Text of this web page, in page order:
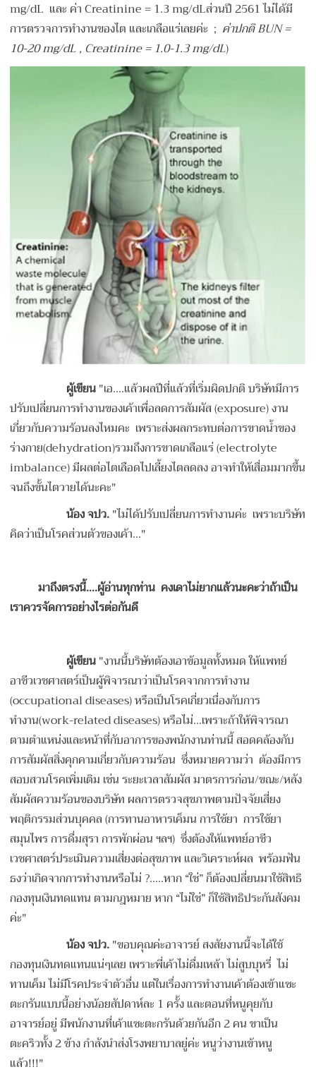
mg/dL และ ค่า Creatinine = 1.3 mg/dLส่วนปี 2561 ไม่ได้มี
การตรวจการทำงานของไต และเกลือแร่เลยค่ะ ; ค่าปกติBUN =
10-20 mg/dL , Creatinine = 1.0-1.3 mg/dL)
ผู้เขียน"เอ….แล้วผลปีที่แล้วที่เริ่มผิดปกติ บริษัทมีการ
ปรับเปลี่ยนการทำงานของเค้าเพื่อลดการสัมผัส (exposure) งาน
เกี่ยวกับความร้อนลงไหมคะ เพราะส่งผลกระทบต่อการขาดน้ำของ
ร่างกาย(dehydration)รวมถึงการขาดเกลือแร่ (electrolyte
imbalance) มีผลต่อไตเลือดไปเลี้ยงไตลดลง อาจทำให้เสื่อมมากขึ้น
จนถึงขั้นไตวายได้นะคะ"
น้อง จปว."ไม่ได้ปรับเปลี่ยนการทำงานค่ะ เพราะบริษัท
คิดว่าเป็นโรคส่วนตัวของเค้า…"
มาถึงตรงนี้….ผู้อ่านทุกท่าน คงเดาไม่ยากแล้วนะคะว่าถ้าเป็น
เราควรจัดการอย่างไรต่อกันดี
ผู้เขียน"งานนี้บริษัทต้องเอาข้อมูลทั้งหมด ให้แพทย์
อาชีวเวชศาสตร์เป็นผู้พิจารณาว่าเป็นโรคจากการทำงาน
(occupational diseases) หรือเป็นโรคเกี่ยวเนื่องกับการ
ทำงาน(work-related diseases) หรือไม่…เพราะถ้าให้พิจารณา
ตามตำแหน่งและหน้าที่กับอาการของพนักงานท่านนี้ สอดคล้องกับ
การสัมผัสสิ่งคุกคามเกี่ยวกับความร้อน ซึ่งหมายความว่า ต้องมีการ
สอบสวนโรคเพิ่มเติม เช่น ระยะเวลาสัมผัส มาตรการก่อน/ขณะ/หลัง
สัมผัสความร้อนของบริษัท ผลการตรวจสุขภาพตามปัจจัยเสี่ยง
พฤติกรรมส่วนบุคคล (การทานอาหารเค็มน การใช้ยา การใช้ยา
สมุนไพร การดื่มสุรา การพักผ่อน ฯลฯ) ซึ่งต้องให้แพทย์อาชีว
เวชศาสตร์ประเมินความเสี่ยงต่อสุขภาพ และวิเคราะห์ผล พร้อมฟัน
ธงว่าเกิดจากการทำงานหรือไม่ ?.....หาก “ใช่” ก็ต้องเปลี่ยนมาใช้สิทธิ
กองทุนเงินทดแทน ตามกฎหมาย หาก “ไม่ใช่” ก็ใช้สิทธิประกันสังคม
ค่ะ"
น้อง จปว."ขอบคุณค่ะอาจารย์ สงสัยงานนี้จะได้ใช้
กองทุนเงินทดแทนแน่ๆเลย เพราะพี่เค้าไม่ดื่มเหล้า ไม่สูบบุหรี่ ไม่
ทานเค็ม ไม่มีโรคประจำตัวอื่น แต่ในเรื่องการทำงานเค้าต้องเข้าแซะ
ตะกรันแบบนี้อย่างน้อยสัปดาห์ละ 1 ครั้ง และตอนที่หนูคุยกับ
อาจารย์อยู่ มีพนักงานที่เค้าแซะตะกรันด้วยกันอีก 2 คน ขาเป็น
ตะคริวทั้ง 2 ข้าง กำลังนำส่งโรงพยาบาลยู่ค่ะ หนูว่างานเข้าหนู
แล้ว!!!"